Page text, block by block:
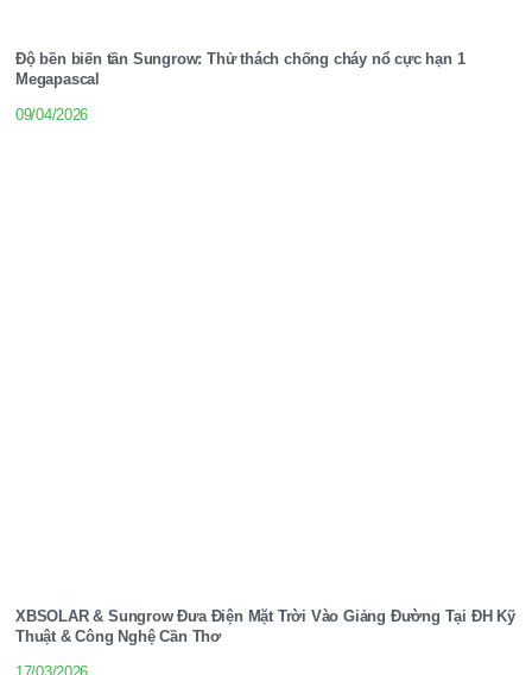
Độ bền biến tần Sungrow: Thử thách chống cháy nổ cực hạn 1
Megapascal
09/04/2026
XBSOLAR & Sungrow Đưa Điện Mặt Trời Vào Giảng Đường Tại ĐH Kỹ
Thuật & Công Nghệ Cần Thơ